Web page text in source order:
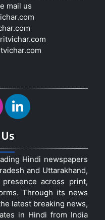
mail us
Hindi newspapers
and Uttarakhand,
across print,
Through its news
latest breaking news,
in Hindi from India